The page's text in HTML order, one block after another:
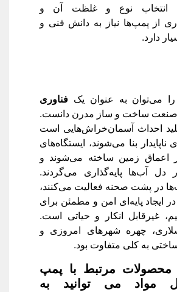
انتخاب نوع و غلظت آن و
از پمپ‌ها نیاز به دانش فنی و
دارد.
می‌توان به عنوان یک فناوری
صنعت ساخت و ساز مدرن دانست.
احداث آسمان‌خراش‌هایی است
بنا می‌شوند، ایستگاه‌های
اعماق زمین ساخته می‌شوند و
دل آب‌ها پایه‌گذاری می‌گردند.
در پشت صحنه فعالیت می‌کنند،
ایجاد پایه‌ای امن و مطمئن برای
غیرقابل انکار و حیاتی است.
چهره شهرهای امروزی و
به کلی متفاوت بود.
محصولات مرتبط با پمپ
مواد می توانید به